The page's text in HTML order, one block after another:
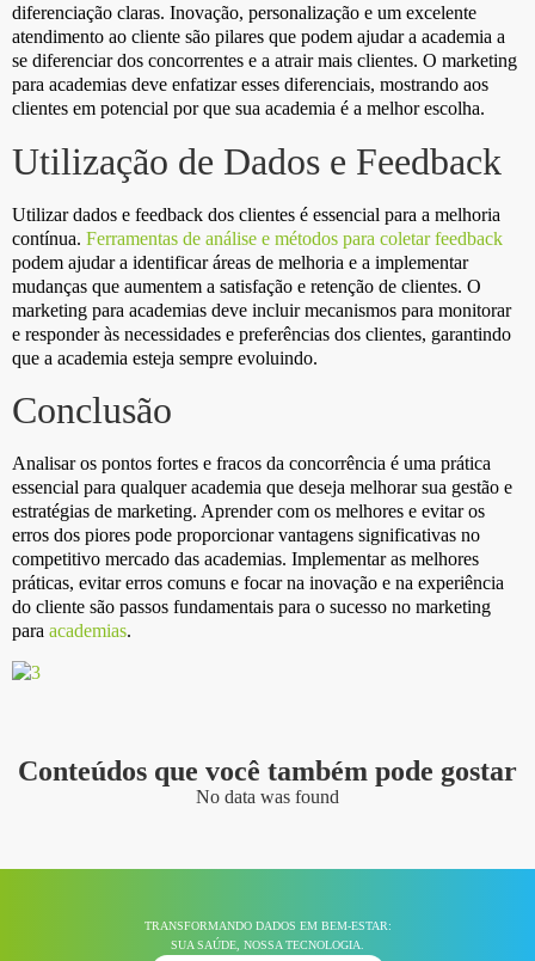
diferenciação claras. Inovação, personalização e um excelente
atendimento ao cliente são pilares que podem ajudar a academia a
se diferenciar dos concorrentes e a atrair mais clientes. O marketing
para academias deve enfatizar esses diferenciais, mostrando aos
clientes em potencial por que sua academia é a melhor escolha.
Utilização de Dados e Feedback
Utilizar dados e feedback dos clientes é essencial para a melhoria
contínua. Ferramentas de análise e métodos para coletar feedback
podem ajudar a identificar áreas de melhoria e a implementar
mudanças que aumentem a satisfação e retenção de clientes. O
marketing para academias deve incluir mecanismos para monitorar
e responder às necessidades e preferências dos clientes, garantindo
que a academia esteja sempre evoluindo.
Conclusão
Analisar os pontos fortes e fracos da concorrência é uma prática
essencial para qualquer academia que deseja melhorar sua gestão e
estratégias de marketing. Aprender com os melhores e evitar os
erros dos piores pode proporcionar vantagens significativas no
competitivo mercado das academias. Implementar as melhores
práticas, evitar erros comuns e focar na inovação e na experiência
do cliente são passos fundamentais para o sucesso no marketing
para academias.
Conteúdos que você também pode gostar
No data was found
TRANSFORMANDO DADOS EM BEM-ESTAR:
SUA SAÚDE, NOSSA TECNOLOGIA.